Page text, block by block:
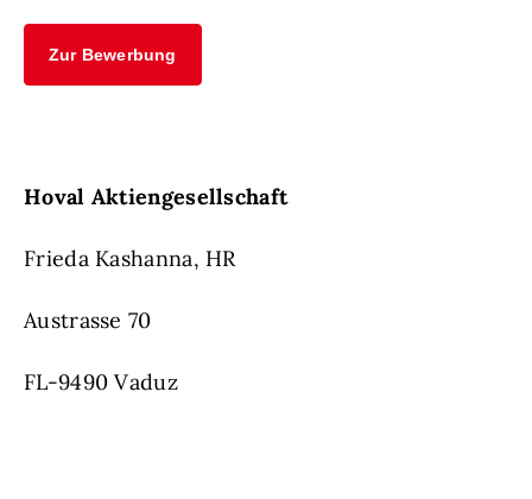
Zur Bewerbung
Hoval Aktiengesellschaft
Frieda Kashanna, HR
Austrasse 70
FL-9490 Vaduz